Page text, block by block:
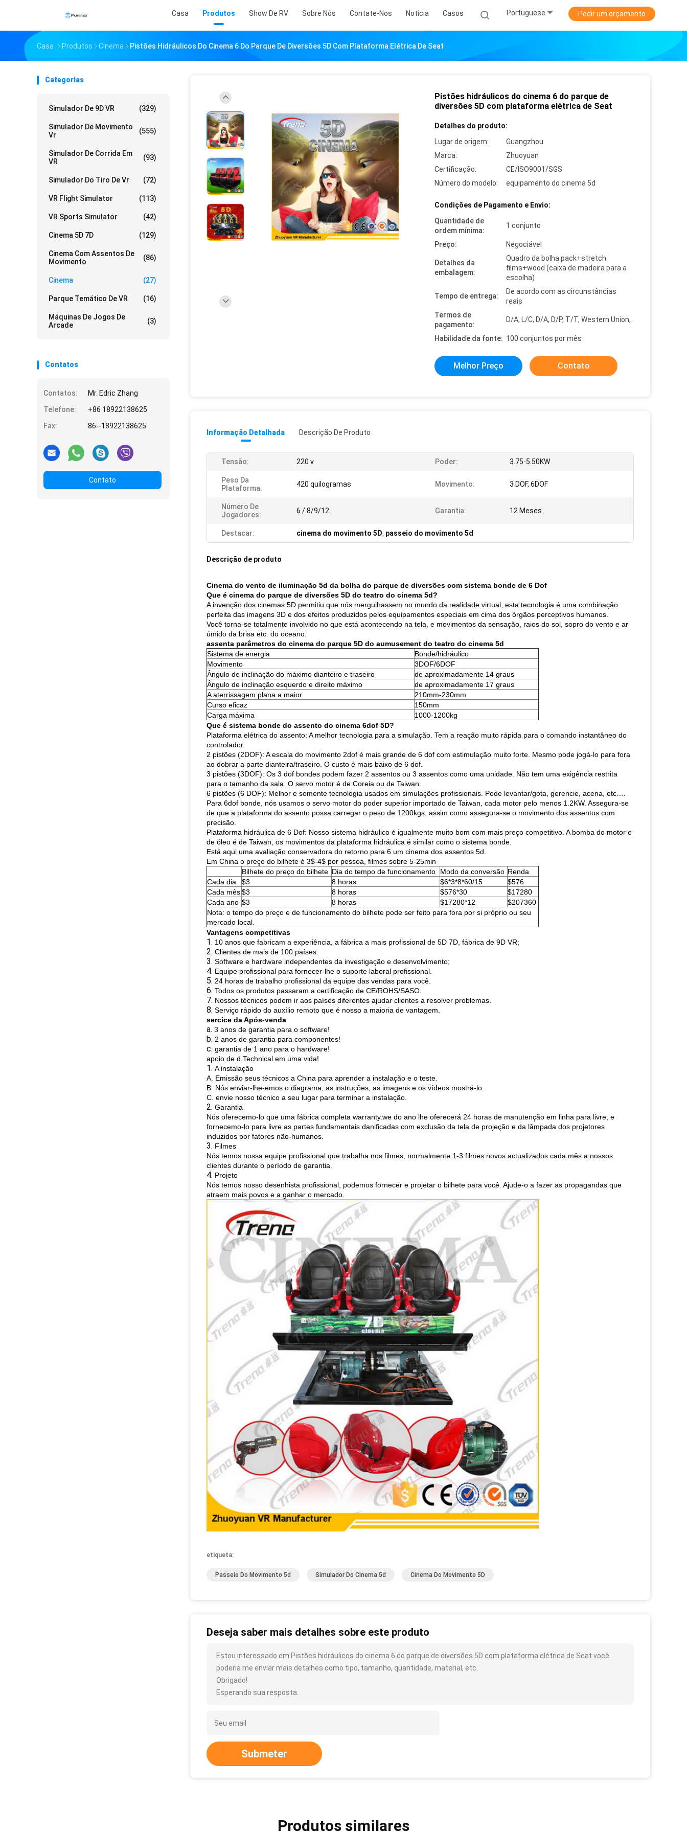
Casa Produtos Show De RV Sobre Nós Contate-Nos Notícia Casos Portuguese Pedir um orçamento
Casa Produtos Cinema Pistões Hidráulicos Do Cinema 6 Do Parque De Diversões 5D Com Plataforma Elétrica De Seat
Categorias
Simulador De 9D VR (329)
Simulador De Movimento
Vr
(555)
Simulador De Corrida Em
VR
(93)
Simulador Do Tiro De Vr (72)
VR Flight Simulator (113)
VR Sports Simulator (42)
Cinema 5D 7D (129)
Cinema Com Assentos De
Movimento
(86)
Cinema (27)
Parque Temático De VR (16)
Máquinas De Jogos De
Arcade
(3)
Contatos
Contatos:
Mr. Edric Zhang
Telefone:
+86 18922138625
Fax:
86--18922138625
Contato
Pistões hidráulicos do cinema 6 do parque de
diversões 5D com plataforma elétrica de Seat
Detalhes do produto:
Lugar de origem:
Guangzhou
Marca:
Zhuoyuan
Certificação:
CE/ISO9001/SGS
Número do modelo:
equipamento do cinema 5d
Condições de Pagamento e Envio:
Quantidade de
ordem mínima:
1 conjunto
Preço: Negociável
Detalhes da
embalagem:
Quadro da bolha pack+stretch
films+wood (caixa de madeira para a
escolha)
Tempo de entrega:
De acordo com as circunstâncias
reais
Termos de
pagamento:
D/A, L/C, D/A, D/P, T/T, Western Union,
Habilidade da fonte: 100 conjuntos por mês
Melhor Preço Contato
Informação Detalhada Descrição De Produto
Tensão: 220 v Poder: 3.75-5.50KW
Peso Da
Plataforma:
420 quilogramas Movimento: 3 DOF, 6DOF
Número De
Jogadores:
6 / 8/9/12 Garantia: 12 Meses
Destacar: cinema do movimento 5D, passeio do movimento 5d
Descrição de produto
Cinema do vento de iluminação 5d da bolha do parque de diversões com sistema bonde de 6 Dof
Que é cinema do parque de diversões 5D do teatro do cinema 5d?
A invenção dos cinemas 5D permitiu que nós mergulhassem no mundo da realidade virtual, esta tecnologia é uma combinação
perfeita das imagens 3D e dos efeitos produzidos pelos equipamentos especiais em cima dos órgãos perceptivos humanos.
Você torna-se totalmente involvido no que está acontecendo na tela, e movimentos da sensação, raios do sol, sopro do vento e ar
úmido da brisa etc. do oceano.
assenta parâmetros do cinema do parque 5D do aumusement do teatro do cinema 5d
Sistema de energia
Bonde/hidráulico
Movimento
3DOF/6DOF
Ângulo de inclinação do máximo dianteiro e traseiro
de aproximadamente 14 graus
Ângulo de inclinação esquerdo e direito máximo
de aproximadamente 17 graus
A aterrissagem plana a maior
210mm-230mm
Curso eficaz
150mm
Carga máxima
1000-1200kg
Que é sistema bonde do assento do cinema 6dof 5D?
Plataforma elétrica do assento: A melhor tecnologia para a simulação. Tem a reação muito rápida para o comando instantâneo do
controlador.
2 pistões (2DOF): A escala do movimento 2dof é mais grande de 6 dof com estimulação muito forte. Mesmo pode jogá-lo para fora
ao dobrar a parte dianteira/traseiro. O custo é mais baixo de 6 dof.
3 pistões (3DOF): Os 3 dof bondes podem fazer 2 assentos ou 3 assentos como uma unidade. Não tem uma exigência restrita
para o tamanho da sala. O servo motor é de Coreia ou de Taiwan.
6 pistões (6 DOF): Melhor e somente tecnologia usados em simulações profissionais. Pode levantar/gota, gerencie, acena, etc….
Para 6dof bonde, nós usamos o servo motor do poder superior importado de Taiwan, cada motor pelo menos 1.2KW. Assegura-se
de que a plataforma do assento possa carregar o peso de 1200kgs, assim como assegura-se o movimento dos assentos com
precisão.
Plataforma hidráulica de 6 Dof: Nosso sistema hidráulico é igualmente muito bom com mais preço competitivo. A bomba do motor e
de óleo é de Taiwan, os movimentos da plataforma hidráulica é similar como o sistema bonde.
Está aqui uma avaliação conservadora do retorno para 6 um cinema dos assentos 5d.
Em China o preço do bilhete é 3$-4$ por pessoa, filmes sobre 5-25min
Bilhete do preço do bilhete Dia do tempo de funcionamento Modo da conversão Renda
Cada dia
$3 8 horas $6*3*8*60/15
$576
Cada mês$3 8 horas $576*30
$17280
Cada ano $3 8 horas $17280*12
$207360
Nota: o tempo do preço e de funcionamento do bilhete pode ser feito para fora por si próprio ou seu
mercado local.
Vantagens competitivas
1. 10 anos que fabricam a experiência, a fábrica a mais profissional de 5D 7D, fábrica de 9D VR;
2. Clientes de mais de 100 países.
3. Software e hardware independentes da investigação e desenvolvimento;
4. Equipe profissional para fornecer-lhe o suporte laboral profissional.
5. 24 horas de trabalho profissional da equipe das vendas para você.
6. Todos os produtos passaram a certificação de CE/ROHS/SASO.
7. Nossos técnicos podem ir aos países diferentes ajudar clientes a resolver problemas.
8. Serviço rápido do auxílio remoto que é nosso a maioria de vantagem.
sercice da Após-venda
a. 3 anos de garantia para o software!
b. 2 anos de garantia para componentes!
c. garantia de 1 ano para o hardware!
apoio de d.Technical em uma vida!
1. A instalação
A. Emissão seus técnicos a China para aprender a instalação e o teste.
B. Nós enviar-lhe-emos o diagrama, as instruções, as imagens e os vídeos mostrá-lo.
C. envie nosso técnico a seu lugar para terminar a instalação.
2. Garantia
Nós oferecemo-lo que uma fábrica completa warranty.we do ano lhe oferecerá 24 horas de manutenção em linha para livre, e
fornecemo-lo para livre as partes fundamentais danificadas com exclusão da tela de projeção e da lâmpada dos projetores
induzidos por fatores não-humanos.
3. Filmes
Nós temos nossa equipe profissional que trabalha nos filmes, normalmente 1-3 filmes novos actualizados cada mês a nossos
clientes durante o período de garantia.
4. Projeto
Nós temos nosso desenhista profissional, podemos fornecer e projetar o bilhete para você. Ajude-o a fazer as propagandas que
atraem mais povos e a ganhar o mercado.
etiqueta:
Passeio Do Movimento 5d Simulador Do Cinema 5d Cinema Do Movimento 5D
Deseja saber mais detalhes sobre este produto
Estou interessado em Pistões hidráulicos do cinema 6 do parque de diversões 5D com plataforma elétrica de Seat você
poderia me enviar mais detalhes como tipo, tamanho, quantidade, material, etc.
Obrigado!
Esperando sua resposta.
Submeter
Produtos similares